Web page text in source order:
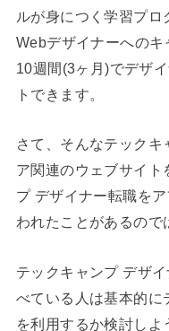
ルが身につく学習プロ
Webデザイナーへのキ
10週間(3ヶ月)でデザ
トできます。
さて、そんなテックキ
ア関連のウェブサイト
プ デザイナー転職を
われたことがあるので
テックキャンプ デザ
べている人は基本的に
を利用するか検討しよ